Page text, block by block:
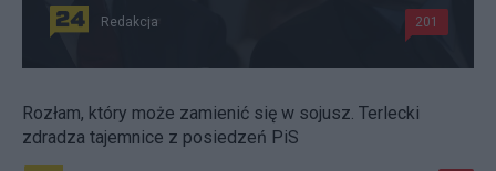
Redakcja 201
Rozłam, który może zamienić się w sojusz. Terlecki
zdradza tajemnice z posiedzeń PiS